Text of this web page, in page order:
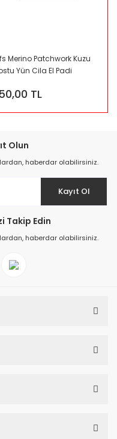
Merino Patchwork Kuzu
Yün Cila El Padi
TL
Olun
haberdar olabilirsiniz.
Kayıt Ol
Takip Edin
haberdar olabilirsiniz.